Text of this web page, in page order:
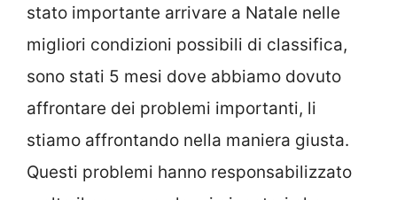
stato importante arrivare a Natale nelle
migliori condizioni possibili di classifica,
sono stati 5 mesi dove abbiamo dovuto
affrontare dei problemi importanti, li
stiamo affrontando nella maniera giusta.
Questi problemi hanno responsabilizzato